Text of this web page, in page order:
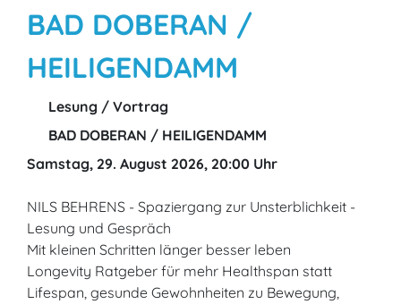
BAD DOBERAN /
HEILIGENDAMM
Lesung / Vortrag
BAD DOBERAN / HEILIGENDAMM
Samstag, 29. August 2026, 20:00 Uhr
NILS BEHRENS - Spaziergang zur Unsterblichkeit -
Lesung und Gespräch
Mit kleinen Schritten länger besser leben
Longevity Ratgeber für mehr Healthspan statt
Lifespan, gesunde Gewohnheiten zu Bewegung,